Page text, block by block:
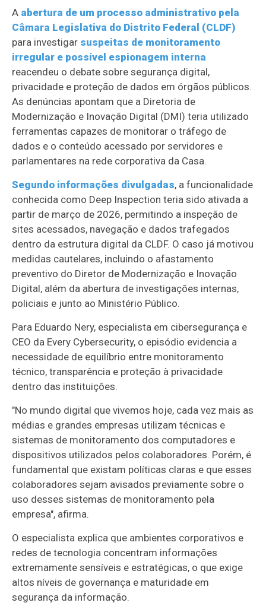
A abertura de um processo administrativo pela
Câmara Legislativa do Distrito Federal (CLDF)
para investigar suspeitas de monitoramento
irregular e possível espionagem interna
reacendeu o debate sobre segurança digital,
privacidade e proteção de dados em órgãos públicos.
As denúncias apontam que a Diretoria de
Modernização e Inovação Digital (DMI) teria utilizado
ferramentas capazes de monitorar o tráfego de
dados e o conteúdo acessado por servidores e
parlamentares na rede corporativa da Casa.
Segundo informações divulgadas, a funcionalidade
conhecida como Deep Inspection teria sido ativada a
partir de março de 2026, permitindo a inspeção de
sites acessados, navegação e dados trafegados
dentro da estrutura digital da CLDF. O caso já motivou
medidas cautelares, incluindo o afastamento
preventivo do Diretor de Modernização e Inovação
Digital, além da abertura de investigações internas,
policiais e junto ao Ministério Público.
Para Eduardo Nery, especialista em cibersegurança e
CEO da Every Cybersecurity, o episódio evidencia a
necessidade de equilíbrio entre monitoramento
técnico, transparência e proteção à privacidade
dentro das instituições.
"No mundo digital que vivemos hoje, cada vez mais as
médias e grandes empresas utilizam técnicas e
sistemas de monitoramento dos computadores e
dispositivos utilizados pelos colaboradores. Porém, é
fundamental que existam políticas claras e que esses
colaboradores sejam avisados previamente sobre o
uso desses sistemas de monitoramento pela
empresa", afirma.
O especialista explica que ambientes corporativos e
redes de tecnologia concentram informações
extremamente sensíveis e estratégicas, o que exige
altos níveis de governança e maturidade em
segurança da informação.